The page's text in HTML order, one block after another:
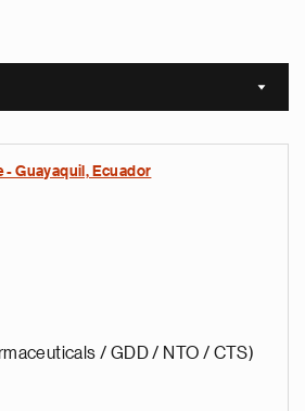
Sort
Guayaquil, Ecuador
/ GDD / NTO / CTS)